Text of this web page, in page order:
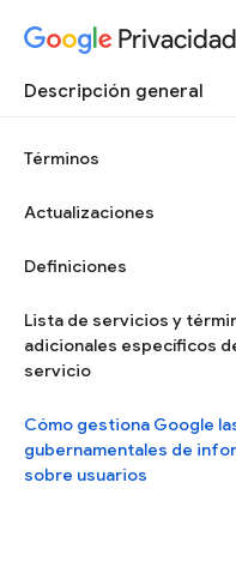
Descripción general
Términos
Actualizaciones
Definiciones
Lista de servicios y
adicionales específicos
servicio
Cómo gestiona Google
gubernamentales de
sobre usuarios